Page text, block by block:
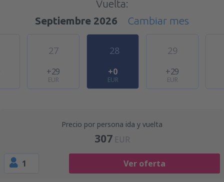
Vuelta:
Septiembre 2026
Cambiar mes
27
+29
EUR
28
+0
EUR
29
+29
EUR
Precio por persona ida y vuelta
307 EUR
1 Ver oferta